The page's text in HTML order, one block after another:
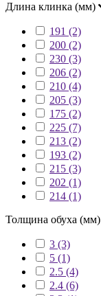
Длина клинка (мм)
191 (2)
200 (2)
230 (3)
206 (2)
210 (4)
205 (3)
175 (2)
225 (7)
213 (2)
193 (2)
215 (3)
202 (1)
214 (1)
Толщина обуха (мм)
3 (3)
5 (1)
2.5 (4)
2.4 (6)